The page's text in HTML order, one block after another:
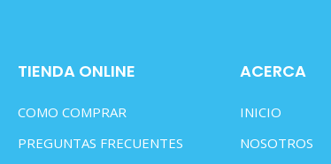
TIENDA ONLINE
COMO COMPRAR
PREGUNTAS FRECUENTES
ACERCA
INICIO
NOSOTROS